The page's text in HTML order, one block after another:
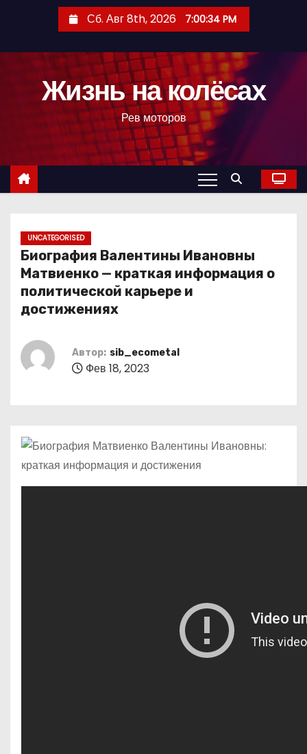
с
Сб. Авг 8th, 2026 7:00:35 PM
Жизнь на колёсах
Рев моторов
UNCATEGORISED
Биография Валентины Ивановны
Матвиенко — краткая информация о
политической карьере и
достижениях
Автор: sib_ecometal
Фев 18, 2023